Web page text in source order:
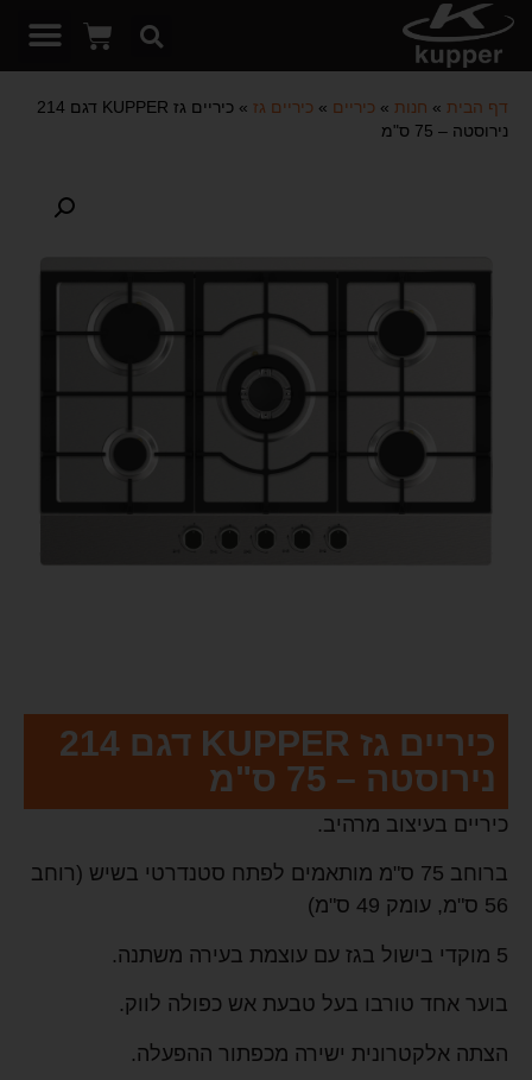
כיריים גז KUPPER דגם 214
נירוסטה – 75 ס"מ
כיריים בעיצוב מרהיב.
ברוחב 75 ס"מ מותאמים לפתח סטנדרטי בשיש (רוחב
56 ס"מ, עומק 49 ס"מ)
5 מוקדי בישול בגז עם עוצמת בעירה משתנה.
בוער אחד טורבו בעל טבעת אש כפולה לווק.
הצתה אלקטרונית ישירה מכפתור ההפעלה.
דף הבית » חנות » כיריים » כיריים גז »
כיריים גז KUPPER דגם 214
נירוסטה – 75 ס"מ